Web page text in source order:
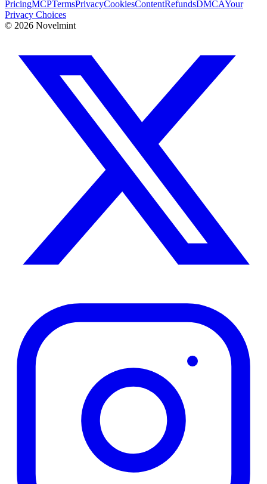
PricingMCPTermsPrivacyCookiesContentRefundsDMCAYour
Privacy Choices
© 2026 Novelmint